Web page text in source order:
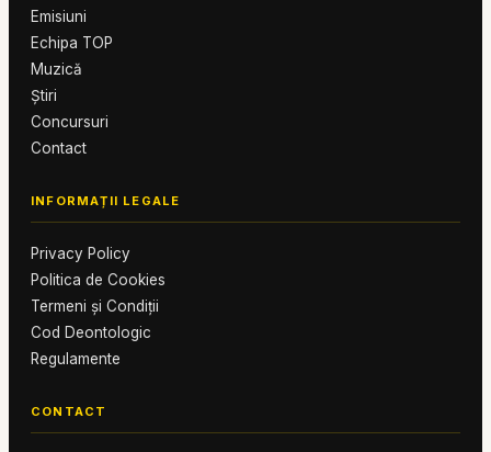
Emisiuni
Echipa TOP
Muzică
Știri
Concursuri
Contact
INFORMAȚII LEGALE
Privacy Policy
Politica de Cookies
Termeni și Condiții
Cod Deontologic
Regulamente
CONTACT